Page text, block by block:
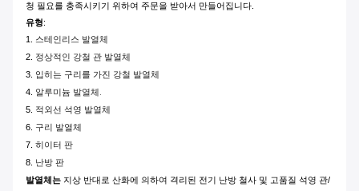
청 필요를 충족시키기 위하여 주문을 받아서 만들어집니다.
유형:
1. 스테인리스 발열체
2. 정상적인 강철 관 발열체
3. 입히는 구리를 가진 강철 발열체
4. 알루미늄 발열체.
5. 적외선 석영 발열체
6. 구리 발열체
7. 히이터 판
8. 난방 판
발열체는 지상 반대로 산화에 의하여 격리된 전기 난방 철사 및 고품질 석영 관/